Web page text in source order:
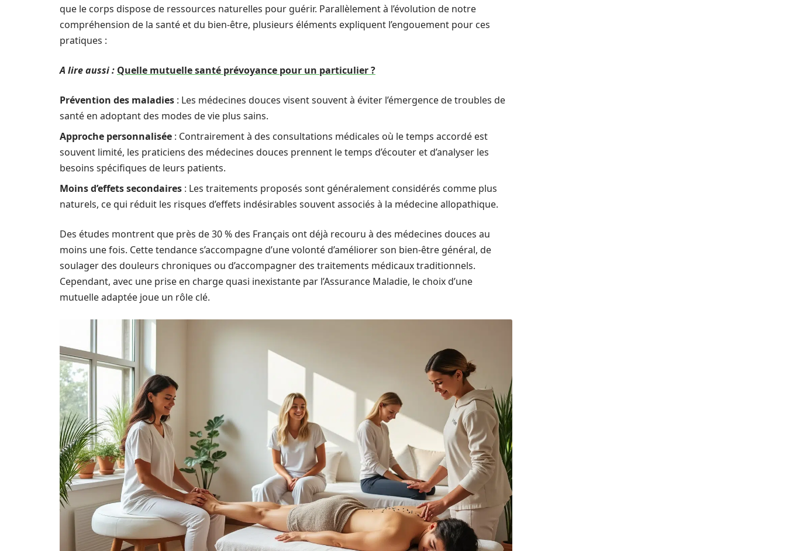
que le corps dispose de ressources naturelles pour guérir. Parallèlement à l’évolution de notre
compréhension de la santé et du bien-être, plusieurs éléments expliquent l’engouement pour ces
pratiques :
A lire aussi : Quelle mutuelle santé prévoyance pour un particulier ?
Prévention des maladies : Les médecines douces visent souvent à éviter l’émergence de troubles de
santé en adoptant des modes de vie plus sains.
Approche personnalisée : Contrairement à des consultations médicales où le temps accordé est
souvent limité, les praticiens des médecines douces prennent le temps d’écouter et d’analyser les
besoins spécifiques de leurs patients.
Moins d’effets secondaires : Les traitements proposés sont généralement considérés comme plus
naturels, ce qui réduit les risques d’effets indésirables souvent associés à la médecine allopathique.
Des études montrent que près de 30 % des Français ont déjà recouru à des médecines douces au
moins une fois. Cette tendance s’accompagne d’une volonté d’améliorer son bien-être général, de
soulager des douleurs chroniques ou d’accompagner des traitements médicaux traditionnels.
Cependant, avec une prise en charge quasi inexistante par l’Assurance Maladie, le choix d’une
mutuelle adaptée joue un rôle clé.